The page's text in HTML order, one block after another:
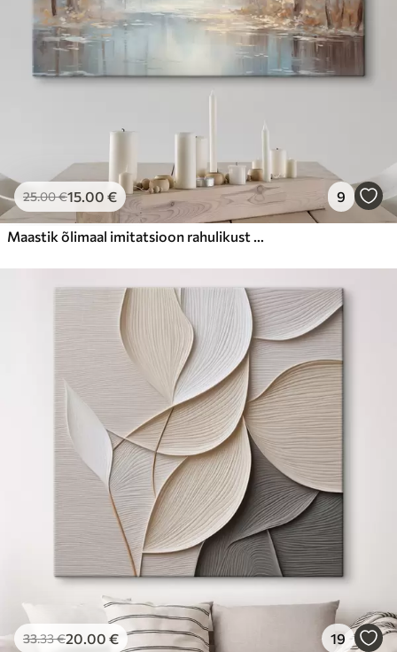
25.00€15.00 € 9
Maastik õlimaal imitatsioon rahulikust jõest, mis peegeldab pehmet valgust, mida ümbritsevad sügisesed puud
33.33€20.00 € 19